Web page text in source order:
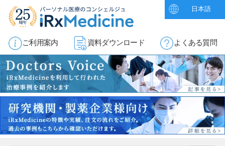
日本語
ご利用案内 資料ダウンロード よくある質問